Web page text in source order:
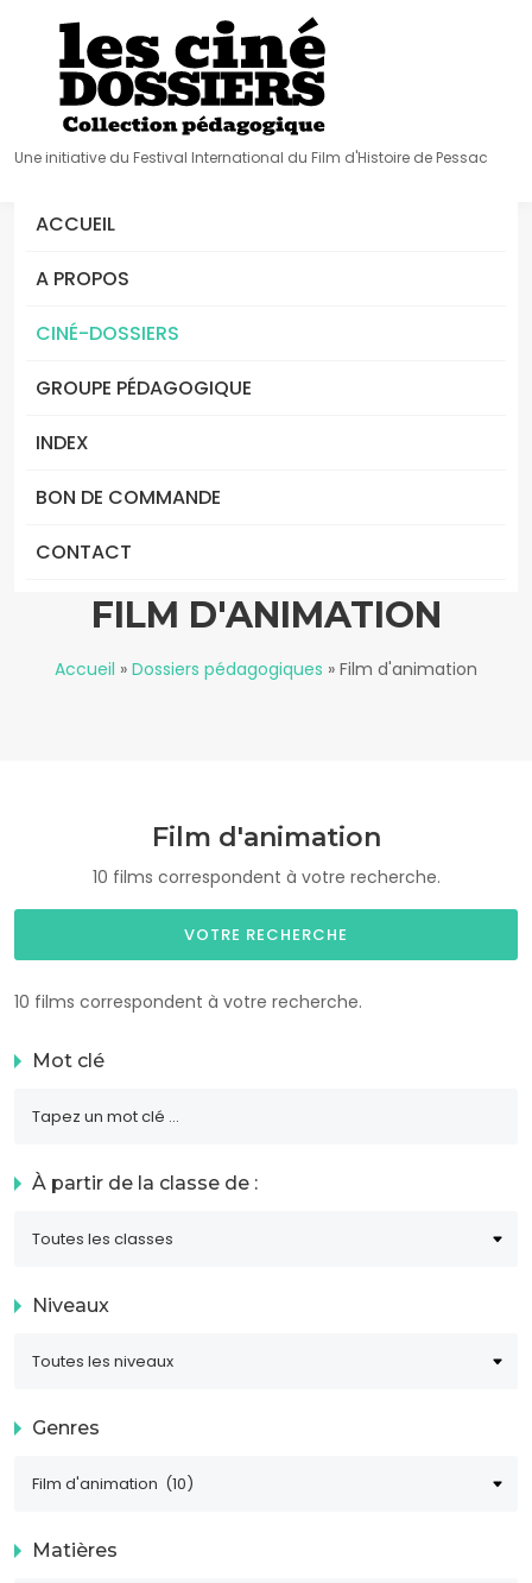
Une initiative du Festival International du Film d'Histoire de Pessac
ACCUEIL
A PROPOS
CINÉ-DOSSIERS
GROUPE PÉDAGOGIQUE
INDEX
BON DE COMMANDE
CONTACT
FILM D'ANIMATION
Accueil » Dossiers pédagogiques » Film d'animation
Film d'animation
10 films correspondent à votre recherche.
VOTRE RECHERCHE
10 films correspondent à votre recherche.
Mot clé
À partir de la classe de :
Niveaux
Genres
Matières